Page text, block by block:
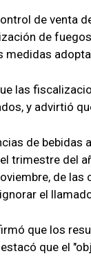
de venta
de
medidas
las
y advirtió
de
trimestre del
de las
el
que los
que el